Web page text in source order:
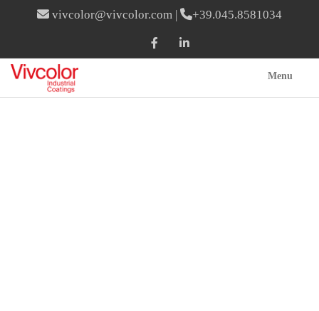
vivcolor@vivcolor.com | +39.045.8581034
Menu